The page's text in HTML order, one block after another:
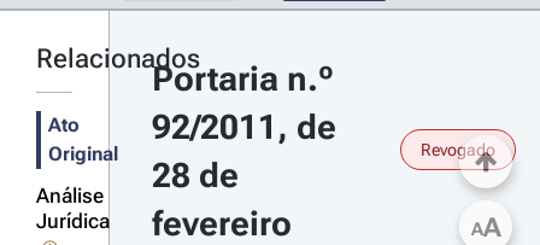
Relacionados
Ato
Original
Análise
Jurídica
Portaria n.º
92/2011, de
28 de
fevereiro
Revogado
AA